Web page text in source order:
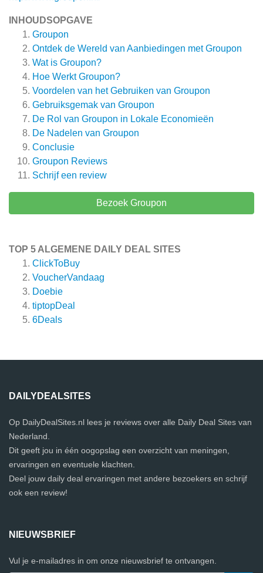
INHOUDSOPGAVE
Groupon
Ontdek de Wereld van Aanbiedingen met Groupon
Wat is Groupon?
Hoe Werkt Groupon?
Voordelen van het Gebruiken van Groupon
Gebruiksgemak van Groupon
De Rol van Groupon in Lokale Economieën
De Nadelen van Groupon
Conclusie
Groupon Reviews
Schrijf een review
Bezoek Groupon
TOP 5 ALGEMENE DAILY DEAL SITES
ClickToBuy
VoucherVandaag
Doebie
tiptopDeal
6Deals
DAILYDEALSITES
Op DailyDealSites.nl lees je reviews over alle Daily Deal Sites van
Nederland.
Dit geeft jou in één oogopslag een overzicht van meningen,
ervaringen en eventuele klachten.
Deel jouw daily deal ervaringen met andere bezoekers en schrijf
ook een review!
NIEUWSBRIEF
Vul je e-mailadres in om onze nieuwsbrief te ontvangen.